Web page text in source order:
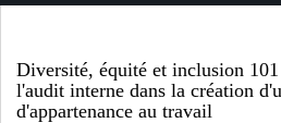
Diversité, équité et inclusion
l'audit interne dans la création
d'appartenance au travail